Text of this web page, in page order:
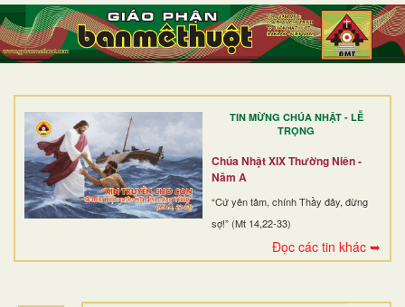
TIN MỪNG CHÚA NHẬT - LỄ
TRỌNG
Chúa Nhật XIX Thường Niên -
Năm A
“Cứ yên tâm, chính Thầy đây, đừng
sợ!” (Mt 14,22-33)
Đọc các tin khác ➥
TRANG NHẤT
GIỚI THIỆU
DÒNG TU
BAN MỤC VỤ
ĐOÀN THỂ CG
ĐIỂM HÀNH HƯƠNG